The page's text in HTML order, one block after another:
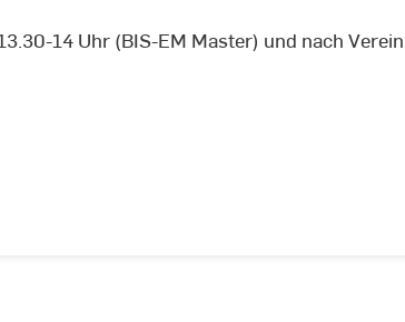
14 Uhr (BIS-EM Master) und nach